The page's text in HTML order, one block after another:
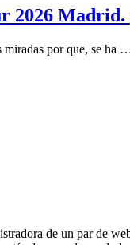
2026 Madrid.
miradas por que, se ha
de un par de